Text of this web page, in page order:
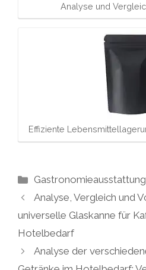
Analyse und
Effiziente
Kategorien
Gastronomieausstattung
Analyse, Vergleich und
universelle Glaskanne für
Hotelbedarf
Analyse der